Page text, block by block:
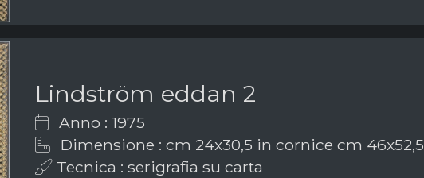
Lindström eddan 2
Anno : 1975
Dimensione : cm 24x30,5 in cornice cm 46x52,5
Tecnica : serigrafia su carta